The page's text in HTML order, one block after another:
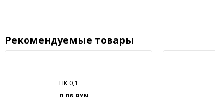
Рекомендуемые товары
ПК 0,1